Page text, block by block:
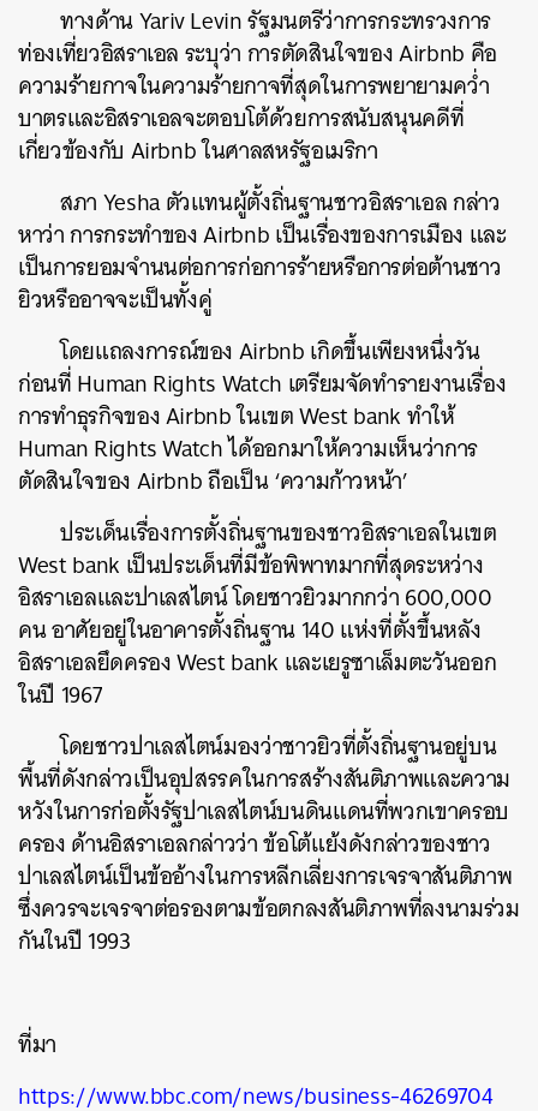
ทางด้าน Yariv Levin รัฐมนตรีว่าการกระทรวงการ
ท่องเที่ยวอิสราเอล ระบุว่า การตัดสินใจของ Airbnb คือ
ความร้ายกาจในความร้ายกาจที่สุดในการพยายามคว่ำ
บาตรและอิสราเอลจะตอบโต้ด้วยการสนับสนุนคดีที่
เกี่ยวข้องกับ Airbnb ในศาลสหรัฐอเมริกา
สภา Yesha ตัวแทนผู้ตั้งถิ่นฐานชาวอิสราเอล กล่าว
หาว่า การกระทำของ Airbnb เป็นเรื่องของการเมือง และ
เป็นการยอมจำนนต่อการก่อการร้ายหรือการต่อต้านชาว
ยิวหรืออาจจะเป็นทั้งคู่
โดยแถลงการณ์ของ Airbnb เกิดขึ้นเพียงหนึ่งวัน
ก่อนที่ Human Rights Watch เตรียมจัดทำรายงานเรื่อง
การทำธุรกิจของ Airbnb ในเขต West bank ทำให้
Human Rights Watch ได้ออกมาให้ความเห็นว่าการ
ตัดสินใจของ Airbnb ถือเป็น ‘ความก้าวหน้า’
ประเด็นเรื่องการตั้งถิ่นฐานของชาวอิสราเอลในเขต
West bank เป็นประเด็นที่มีข้อพิพาทมากที่สุดระหว่าง
อิสราเอลและปาเลสไตน์ โดยชาวยิวมากกว่า 600,000
คน อาศัยอยู่ในอาคารตั้งถิ่นฐาน 140 แห่งที่ตั้งขึ้นหลัง
อิสราเอลยึดครอง West bank และเยรูซาเล็มตะวันออก
ในปี 1967
โดยชาวปาเลสไตน์มองว่าชาวยิวที่ตั้งถิ่นฐานอยู่บน
พื้นที่ดังกล่าวเป็นอุปสรรคในการสร้างสันติภาพและความ
หวังในการก่อตั้งรัฐปาเลสไตน์บนดินแดนที่พวกเขาครอบ
ครอง ด้านอิสราเอลกล่าวว่า ข้อโต้แย้งดังกล่าวของชาว
ปาเลสไตน์เป็นข้ออ้างในการหลีกเลี่ยงการเจรจาสันติภาพ
ซึ่งควรจะเจรจาต่อรองตามข้อตกลงสันติภาพที่ลงนามร่วม
กันในปี 1993
ที่มา
https://www.bbc.com/news/business-46269704
ค้นหา
SHARE TWEET EMAIL